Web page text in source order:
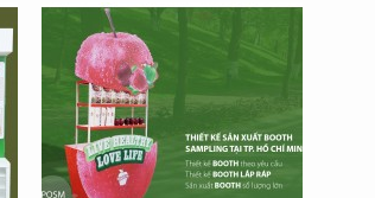
THIẾT KẾ THI CÔNG
CỦA HÀNG THỰC PHẨM
AN TOÀN GOOD EARTH